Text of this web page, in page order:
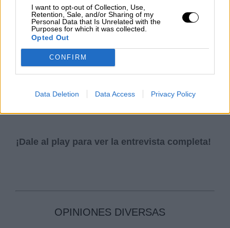
I want to opt-out of Collection, Use,
Retention, Sale, and/or Sharing of my
Personal Data that Is Unrelated with the
Purposes for which it was collected.
Opted Out
CONFIRM
Data Deletion Data Access Privacy Policy
Valdevira nos cuenta que “desde la Comunidad
de Madrid, por lo menos con los gobiernos que
extinción olvidándose de la prevención.
que es un error gravísimo porque si eso lo
unimos a una masa forestal que cada vez es
más continua, es decir, no hay espacios donde
los recursos de extinción puedan actuar porque
¡Dale al play para ver la entrevista completa!
OPINIONES DIVERSAS